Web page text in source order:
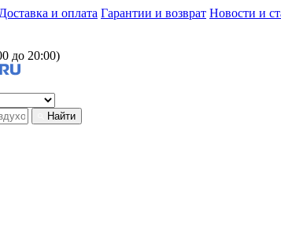
Доставка и оплата Гарантии и возврат Новости и
до 20:00)
Найти